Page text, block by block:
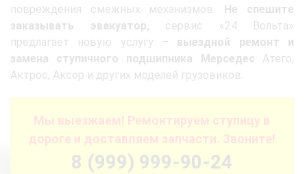
повреждения смежных механизмов. Не спешите
заказывать эвакуатор, сервис «24 Вольта»
предлагает новую услугу – выездной ремонт и
замена ступичного подшипника Мерседес Атего,
Актрос, Аксор и других моделей грузовиков.
Мы выезжаем! Ремонтируем ступицу в
дороге и доставляем запчасти. Звоните!
8 (999) 999-90-24